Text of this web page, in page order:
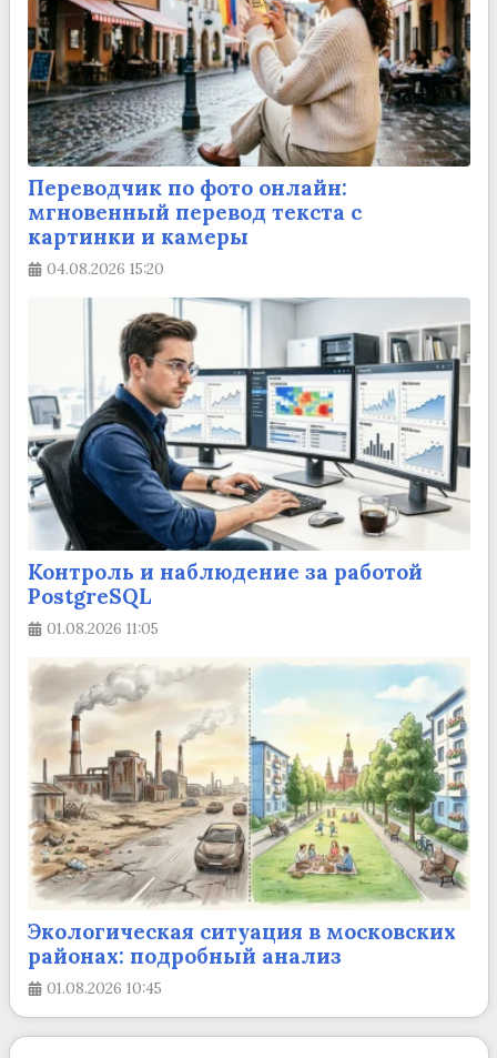
Переводчик по фото онлайн:
мгновенный перевод текста с
картинки и камеры
04.08.2026 15:20
Контроль и наблюдение за работой
PostgreSQL
01.08.2026 11:05
Экологическая ситуация в московских
районах: подробный анализ
01.08.2026 10:45